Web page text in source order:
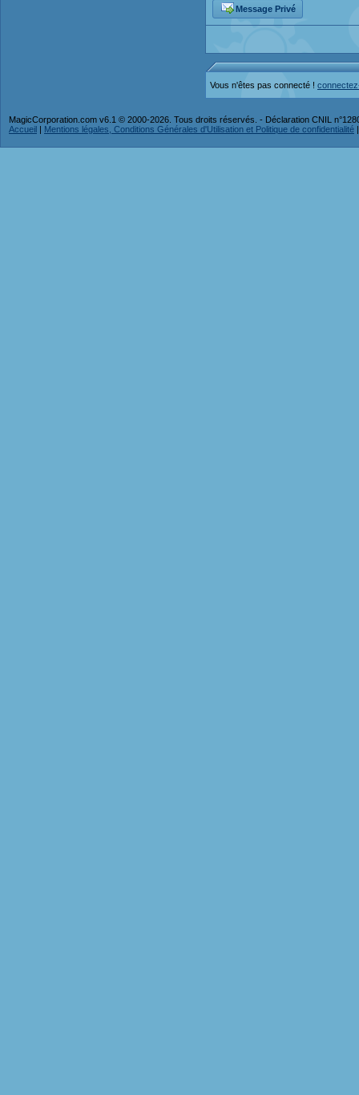
Message Privé
Vous n'êtes pas connecté !
MagicCorporation.com v6.1 © 2000-2026. Tous droits réservés. - Déclaration CNIL
Accueil | Mentions légales, Conditions Générales d'Utilisation et Politique de confidentialité